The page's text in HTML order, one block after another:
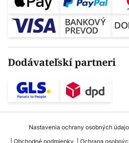
Dodávateľskí partneri
Nastavenia ochrany osobných
Obchodné podmienky
Ochrana